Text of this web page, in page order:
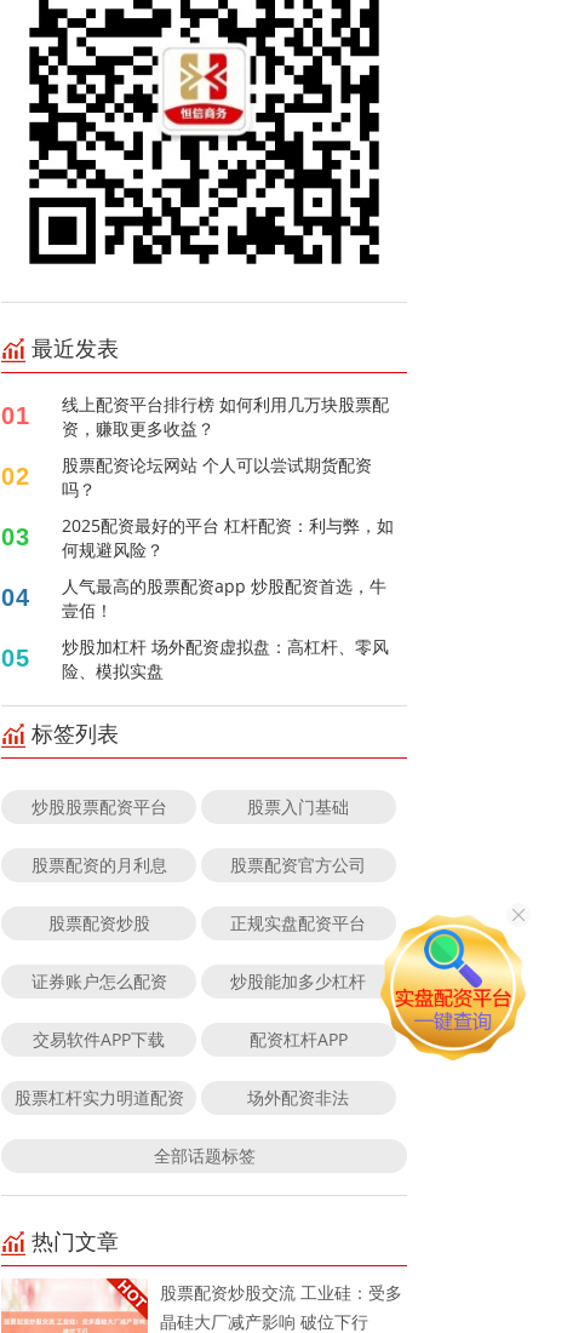
最近发表
01
线上配资平台排行榜 如何利用几万块股票配
资，赚取更多收益？
02
股票配资论坛网站 个人可以尝试期货配资
吗？
03
2025配资最好的平台 杠杆配资：利与弊，如
何规避风险？
04
人气最高的股票配资app 炒股配资首选，牛
壹佰！
05
炒股加杠杆 场外配资虚拟盘：高杠杆、零风
险、模拟实盘
标签列表
炒股股票配资平台 股票入门基础
股票配资的月利息 股票配资官方公司
股票配资炒股 正规实盘配资平台
证券账户怎么配资 炒股能加多少杠杆
交易软件APP下载 配资杠杆APP
股票杠杆实力明道配资 场外配资非法
全部话题标签
热门文章
股票配资炒股交流 工业硅：受多
晶硅大厂减产影响 破位下行